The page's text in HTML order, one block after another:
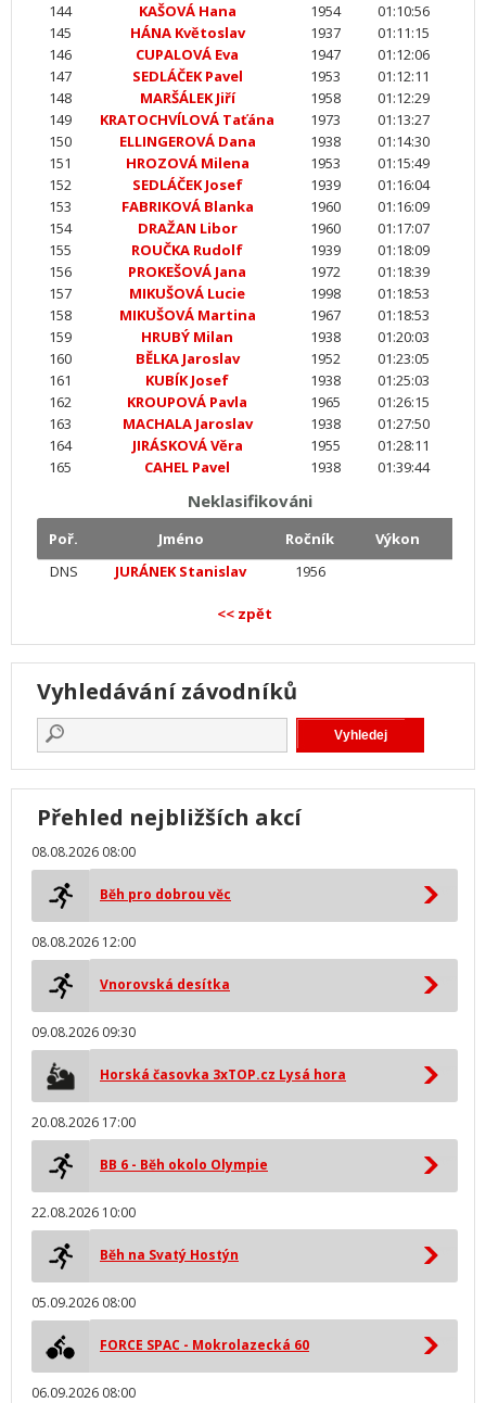
144
KAŠOVÁ Hana 1954
01:10:56
145
HÁNA Květoslav 1937
01:11:15
146
CUPALOVÁ Eva 1947
01:12:06
147
SEDLÁČEK Pavel 1953
01:12:11
148
MARŠÁLEK Jiří 1958
01:12:29
149
KRATOCHVÍLOVÁ Taťána 1973
01:13:27
150
ELLINGEROVÁ Dana 1938
01:14:30
151
HROZOVÁ Milena 1953
01:15:49
152
SEDLÁČEK Josef 1939
01:16:04
153
FABRIKOVÁ Blanka 1960
01:16:09
154
DRAŽAN Libor 1960
01:17:07
155
ROUČKA Rudolf 1939
01:18:09
156
PROKEŠOVÁ Jana 1972
01:18:39
157
MIKUŠOVÁ Lucie 1998
01:18:53
158
MIKUŠOVÁ Martina 1967
01:18:53
159
HRUBÝ Milan 1938
01:20:03
160
BĚLKA Jaroslav 1952
01:23:05
161
KUBÍK Josef 1938
01:25:03
162
KROUPOVÁ Pavla 1965
01:26:15
163
MACHALA Jaroslav 1938
01:27:50
164
JIRÁSKOVÁ Věra 1955
01:28:11
165
CAHEL Pavel 1938 01:39:44
Neklasifikováni
Poř. Jméno Ročník
Výkon
DNS
JURÁNEK Stanislav 1956
<< zpět
Vyhledávání závodníků
Přehled nejbližších akcí
08.08.2026 08:00
Běh pro dobrou věc
08.08.2026 12:00
Vnorovská desítka
09.08.2026 09:30
Horská časovka 3xTOP.cz Lysá hora
20.08.2026 17:00
BB 6 - Běh okolo Olympie
22.08.2026 10:00
Běh na Svatý Hostýn
05.09.2026 08:00
FORCE SPAC - Mokrolazecká 60
06.09.2026 08:00